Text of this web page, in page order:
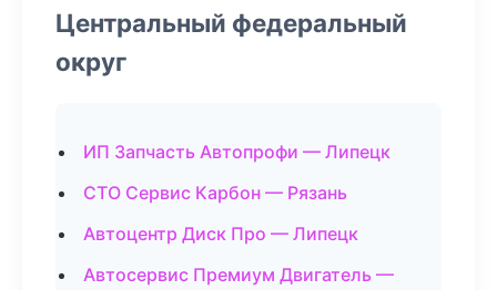
Центральный федеральный
округ
ИП Запчасть Автопрофи — Липецк
СТО Сервис Карбон — Рязань
Автоцентр Диск Про — Липецк
Автосервис Премиум Двигатель —